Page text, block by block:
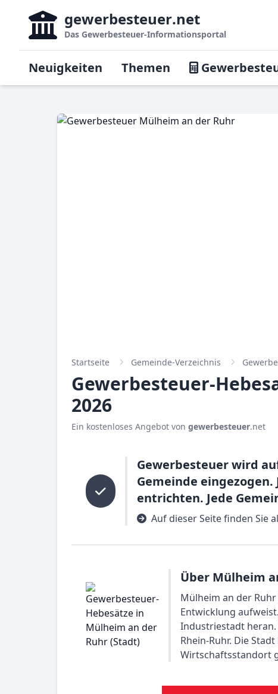
gewerbesteuer.net
Das Gewerbesteuer-Informationsportal
Neuigkeiten Themen
Startseite Gemeinde-Verzeichnis
Gewerbesteuer-
2026
Ein kostenloses Angebot von gewerbesteuer.net
Gewerbesteuer wird
Gemeinde
entrichten. Jede
Auf dieser Seite finden Sie
Über Mülheim
Mülheim an der
Entwicklung
Industriestadt
Rhein-Ruhr. Die
Wirtschaftsstandort